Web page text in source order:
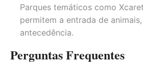
Parques temáticos como
permitem a entrada de
antecedência.
Perguntas Frequentes